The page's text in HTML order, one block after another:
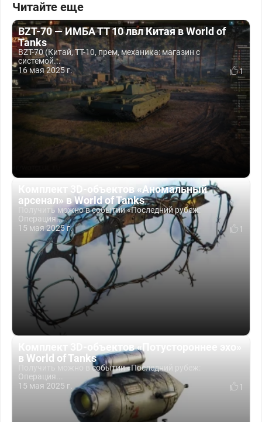
Читайте еще
BZT-70 — ИМБА ТТ 10 лвл Китая в World of
Tanks
BZT-70 (Китай, ТТ-10, прем, механика: магазин с
системой...
16 мая 2025 г.
1
Комплект 3D-объектов «Аномальный
арсенал» в World of Tanks
Получить можно в событии «Последний рубеж:
Операция...
15 мая 2025 г.
1
Комплект 3D-объектов «Потустороннее эхо»
в World of Tanks
Получить можно в событии «Последний рубеж:
Операция...
15 мая 2025 г.
1